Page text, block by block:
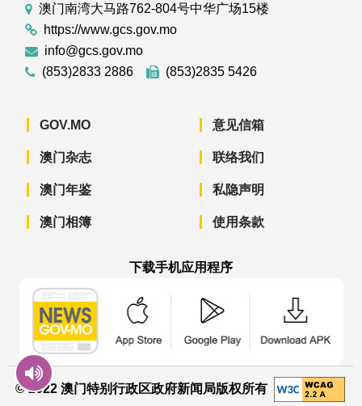
澳门南湾大马路762-804号中华广场15楼
https://www.gcs.gov.mo
info@gcs.gov.mo
(853)2833 2886
(853)2835 5426
GOV.MO
澳门杂志
澳门年鉴
澳门相簿
意见信箱
联络我们
私隐声明
使用条款
下载手机应用程序
© 2022 澳门特别行政区政府新闻局版权所有